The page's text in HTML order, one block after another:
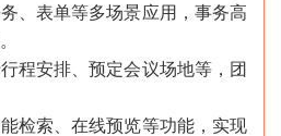
表单等多场景应用，事务高
安排、预定会议场地等，团
索、在线预览等功能，实现